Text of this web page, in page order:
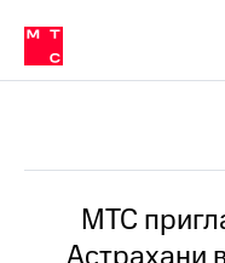
Медиа-центр
и акционерам
Устойчивое развитие
Комплаенс и деловая этика
компании
Карьера
История
в МТС
Пресс-
релизы
МТС